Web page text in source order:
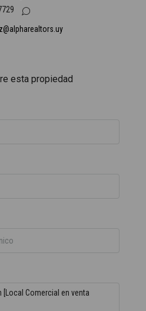
esta propiedad